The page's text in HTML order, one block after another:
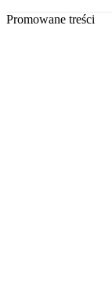
Promowane treści